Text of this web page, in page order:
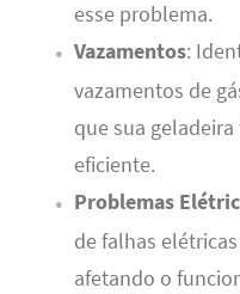
esse problema.
Vazamentos:
vazamentos de
que sua
eficiente.
Problemas
de falhas
afetando o